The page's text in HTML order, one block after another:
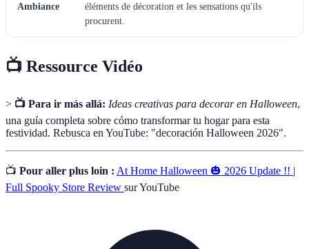
Ambiance
éléments de décoration et les sensations qu'ils
procurent.
📺 Ressource Vidéo
> 📺 Para ir más allá: Ideas creativas para decorar en Halloween,
una guía completa sobre cómo transformar tu hogar para esta
festividad. Rebusca en YouTube: "decoración Halloween 2026".
📺 Pour aller plus loin : At Home Halloween 🎃 2026 Update !! |
Full Spooky Store Review sur YouTube